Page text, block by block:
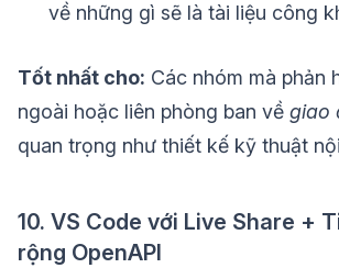
về những gì sẽ là tài liệu công
Tốt nhất cho: Các nhóm mà phản
ngoài hoặc liên phòng ban về giao
quan trọng như thiết kế kỹ thuật
10. VS Code với Live Share +
rộng OpenAPI